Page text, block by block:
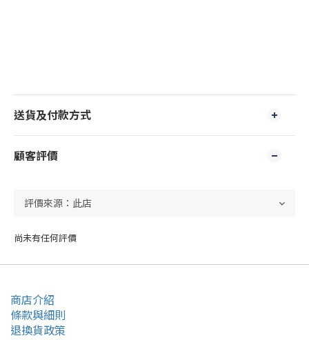
送貨及付款方式
顧客評價
尚未有任何評價
商店介紹
條款與細則
退換貨政策